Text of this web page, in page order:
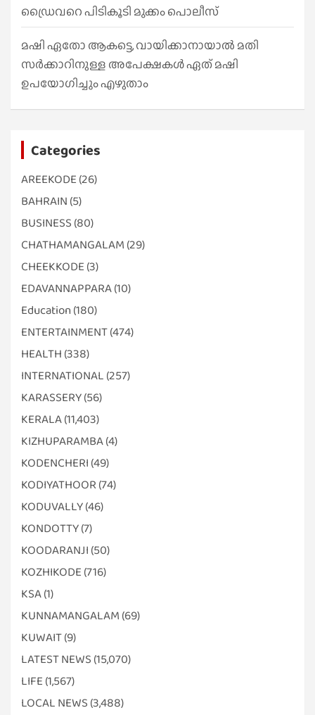
ഡ്രൈവറെ പിടികൂടി മുക്കം പൊലീസ്
മഷി ഏതോ ആകട്ടെ, വായിക്കാനായാൽ മതി​
സർക്കാറിനുള്ള അപേക്ഷകൾ ഏത് മഷി
ഉപയോഗിച്ചും എഴുതാം
Categories
AREEKODE (26)
BAHRAIN (5)
BUSINESS (80)
CHATHAMANGALAM (29)
CHEEKKODE (3)
EDAVANNAPPARA(10)
Education (180)
ENTERTAINMENT(474)
HEALTH (338)
INTERNATIONAL (257)
KARASSERY(56)
KERALA(11,403)
KIZHUPARAMBA(4)
KODENCHERI (49)
KODIYATHOOR (74)
KODUVALLY(46)
KONDOTTY(7)
KOODARANJI (50)
KOZHIKODE (716)
KSA(1)
KUNNAMANGALAM (69)
KUWAIT(9)
LATEST NEWS (15,070)
LIFE (1,567)
LOCAL NEWS (3,488)